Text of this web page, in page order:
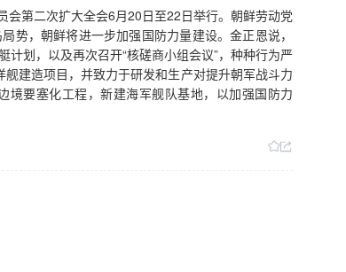
第二次扩大全会6月20日至22日举行。朝鲜劳动党
势，朝鲜将进一步加强国防力量建设。金正恩说，
划，以及再次召开“核磋商小组会议”，种种行为严
建造项目，并致力于研发和生产对提升朝军战斗力
要塞化工程，新建海军舰队基地，以加强国防力